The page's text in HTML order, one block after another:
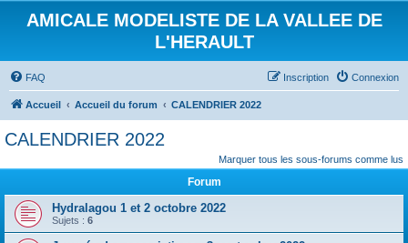
AMICALE MODELISTE DE LA VALLEE DE
L'HERAULT
FAQ Connexion
Inscription
Accueil Accueil du forum CALENDRIER 2022
CALENDRIER 2022
Marquer tous les sous-forums comme lus
Forum
Hydralagou 1 et 2 octobre 2022
Sujets : 6